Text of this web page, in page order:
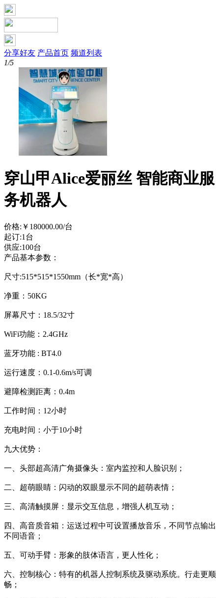
分享好友 产品首页 频道列表
1/5
穿山甲Alice爱丽丝 智能商业服
务机器人
价格: ￥180000.00/台
起订:1台
供应:100台
产品基本参数：
尺寸:515*515*1550mm（长*宽*高）
净重：50KG
屏幕尺寸：18.5/32寸
WiFi功能：2.4GHz
蓝牙功能 : BT4.0
运行速度：0.1-0.6m/s可调
避障检测距离：0.4m
工作时间：12小时
充电时间：小于10小时
九大优势：
一、头部超高清广角摄像头：室内监控和人脸识别；
二、超萌眼睛：闪动的双眼显示不同的超萌表情；
三、高清触摸屏：显示交互信息，增强人机互动；
四、高音质音箱：运送过程中可设置播放音乐，不同节点输出
不同语音；
五、可动手臂：形象的肢体语言，更人性化；
六、控制核心：特有的机器人控制系统及驱动系统。行走更顺
畅；